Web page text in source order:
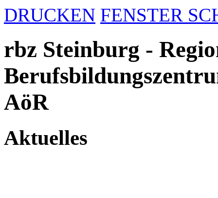
DRUCKEN FENSTER
rbz Steinburg -
AöR
Aktuelles